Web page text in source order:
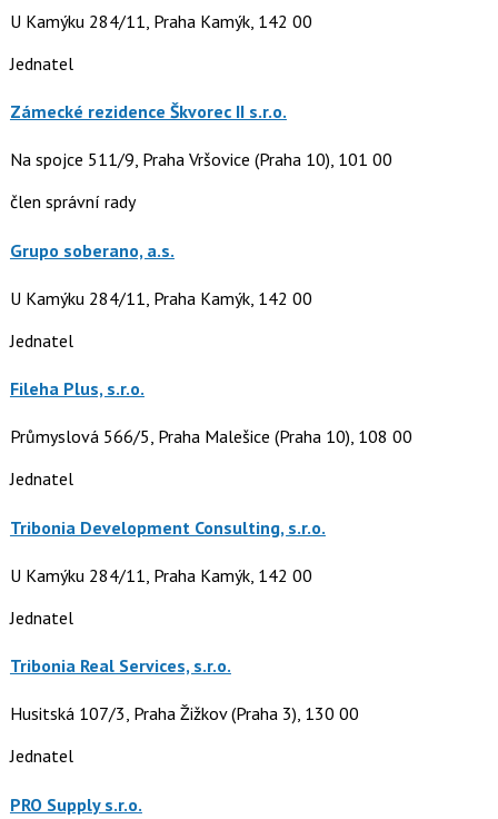
U Kamýku 284/11, Praha Kamýk, 142 00
Jednatel
Zámecké rezidence Škvorec II s.r.o.
Na spojce 511/9, Praha Vršovice (Praha 10), 101 00
člen správní rady
Grupo soberano, a.s.
U Kamýku 284/11, Praha Kamýk, 142 00
Jednatel
Fileha Plus, s.r.o.
Průmyslová 566/5, Praha Malešice (Praha 10), 108 00
Jednatel
Tribonia Development Consulting, s.r.o.
U Kamýku 284/11, Praha Kamýk, 142 00
Jednatel
Tribonia Real Services, s.r.o.
Husitská 107/3, Praha Žižkov (Praha 3), 130 00
Jednatel
PRO Supply s.r.o.